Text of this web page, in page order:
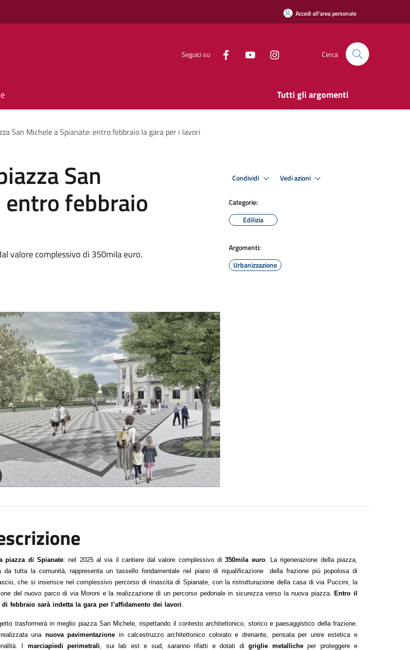
Accedi all'area personale
Seguici su Cerca
Tutti gli argomenti
San Michele a Spianate: entro febbraio la gara per i lavori
San
entro febbraio
valore complessivo di 350mila euro.
Condividi Vedi azioni
Categorie:
Edilizia
Argomenti:
Urbanizzazione
piazza di Spianate: nel 2025 al via il cantiere dal valore complessivo di 350mila euro. La rigenerazione della piazza,
da tutta la comunità, rappresenta un tassello fondamentale nel piano di riqualificazione  della frazione più popolosa di
che si inserisce nel complessivo percorso di rinascita di Spianate, con la ristrutturazione della casa di via Puccini, la
del nuovo parco di via Moroni e la realizzazione di un percorso pedonale in sicurezza verso la nuova piazza. Entro il
di febbraio sarà indetta la gara per l’affidamento dei lavori.
trasformerà in meglio piazza San Michele, rispettando il contesto architettonico, storico e paesaggistico della frazione.
una nuova pavimentazione in calcestruzzo architettonico colorato e drenante, pensata per unire estetica e
I marciapiedi perimetrali, sui lati est e sud, saranno rifatti e dotati di griglie metalliche per proteggere e